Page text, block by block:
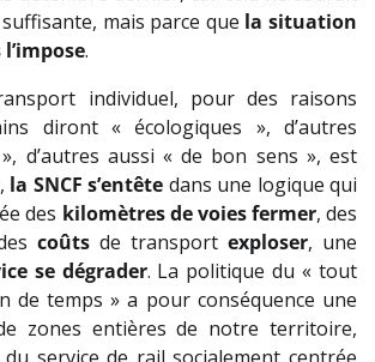
mais parce que la situation
.
individuel, pour des raisons
diront « écologiques », d’autres
d’autres aussi « de bon sens », est
la SNCF s’entête dans une logique qui
des kilomètres de voies fermer, des
coûts de transport exploser, une
se dégrader. La politique du « tout
de temps » a pour conséquence une
zones entières de notre territoire,